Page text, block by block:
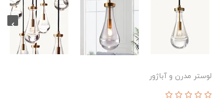
لوستر مدرن و آباژور